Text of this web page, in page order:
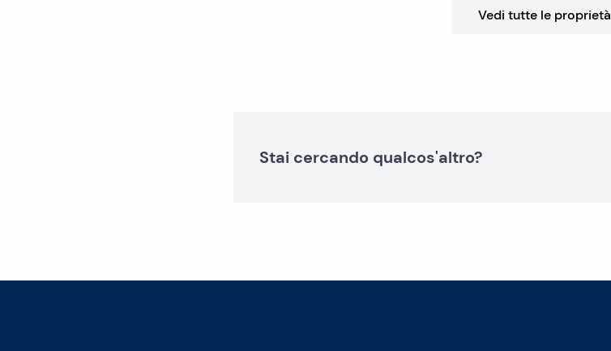
Vedi tutte le proprietà
Stai cercando qualcos'altro?